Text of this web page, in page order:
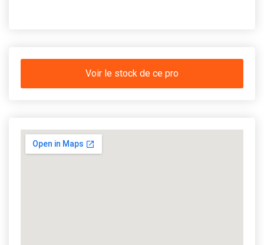
Voir le stock de ce pro